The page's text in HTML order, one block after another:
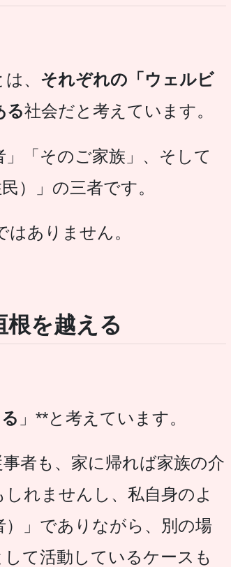
、 それぞれの「ウェルビ
る社会だと考えています。
」「そのご家族」、そして
）」の三者です。
ありません。
根を越える
」**と考えています。
者も、家に帰れば家族の介
れませんし、私自身のよ
）」でありながら、別の場
て活動しているケースも